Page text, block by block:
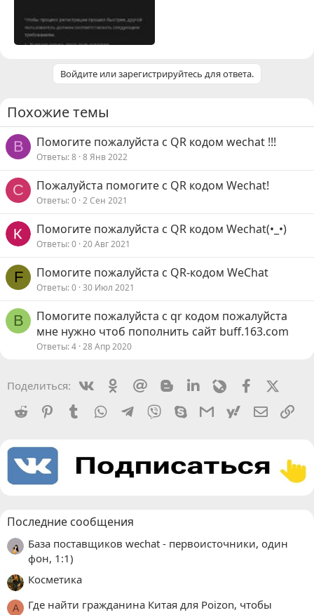
Войдите или зарегистрируйтесь для ответа.
Похожие темы
B Помогите пожалуйста с QR кодом wechat !!!
Ответы 8 8 Янв 2022
С Пожалуйста помогите с QR кодом Wechat!
Ответы 0 2 Сен 2021
Помогите пожалуйста с QR кодом Wechat(•_•)
Ответы 0 20 Авг 2021
F Помогите пожалуйста с QR-кодом WeChat
Ответы 0 30 Июл 2021
B
Помогите пожалуйста с qr кодом пожалуйста
мне нужно чтоб пополнить сайт buff.163.com
Ответы 4 28 Апр 2020
Поделиться: VkontakteOdnoklassniki
Mail.ru BloggerLinkedinLivejournalFacebook
Reddit
PinterestTumblr WhatsAppTelegram
Viber SkypeGmailyahoomail
Последние сообщения
База поставщиков wechat - первоисточники, один
фон, 1:1)
Косметика
A
Где найти гражданина Китая для Poizon, чтобы